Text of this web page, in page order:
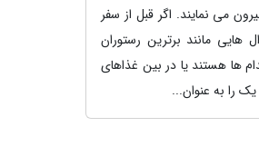
می نمایند. اگر قبل از سفر
هایی مانند برترین رستوران
ها هستند یا در بین غذاهای
را به عنوان...